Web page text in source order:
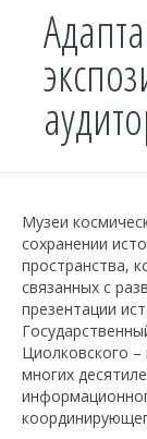
Музеи
сохранении
пространства,
связанных с
презентации
Циолковского
многих